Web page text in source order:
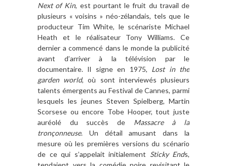
Next of Kin, est pourtant le fruit du travail de
plusieurs « voisins » néo-zélandais, tels que le
producteur Tim White, le scénariste Michael
Heath et le réalisateur Tony Williams. Ce
dernier a commencé dans le monde la publicité
avant d’arriver à la télévision par le
documentaire. Il signe en 1975, Lost in the
garden world, où sont interviewés plusieurs
talents émergents au Festival de Cannes, parmi
lesquels les jeunes Steven Spielberg, Martin
Scorsese ou encore Tobe Hooper, tout juste
auréolé du succès de Massacre à la
tronçonneuse. Un détail amusant dans la
mesure où les premières versions du scénario
de ce qui s’appelait initialement Sticky Ends,